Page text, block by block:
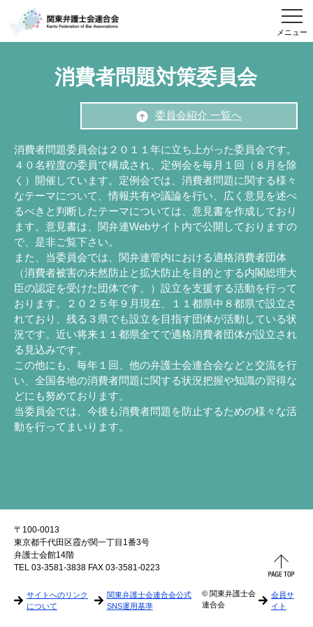
メニュー
〒100-0013
東京都千代田区霞が関一丁目1番3号
弁護士会館14階
TEL 03-3581-3838 FAX 03-3581-0223
サイトへのリンク
について
関東弁護士会連合会公式
SNS運用基準
© 関東弁護士会
連合会
会員サ
イト
消費者問題対策委員会
委員会紹介 一覧へ
消費者問題委員会は２０１１年に立ち上がった委員会です。
４０名程度の委員で構成され、定例会を毎月１回（８月を除
く）開催しています。定例会では、消費者問題に関する様々
なテーマについて、情報共有や議論を行い、広く意見を述べ
るべきと判断したテーマについては、意見書を作成しており
ます。意見書は、関弁連Webサイト内で公開しておりますの
で、是非ご覧下さい。
また、当委員会では、関弁連管内における適格消費者団体
（消費者被害の未然防止と拡大防止を目的とする内閣総理大
臣の認定を受けた団体です。）設立を支援する活動を行って
おります。２０２５年９月現在、１１都県中８都県で設立さ
れており、残る３県でも設立を目指す団体が活動している状
況です。近い将来１１都県全てで適格消費者団体が設立され
る見込みです。
この他にも、毎年１回、他の弁護士会連合会などと交流を行
い、全国各地の消費者問題に関する状況把握や知識の習得な
どにも努めております。
当委員会では、今後も消費者問題を防止するための様々な活
動を行ってまいります。